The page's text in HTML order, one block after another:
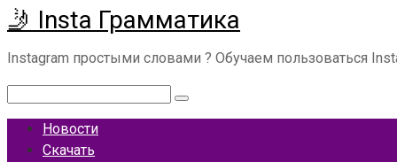
Перейти
к
контенту
🤳 Insta Грамматика
Instagram простыми словами ? Обучаем пользоваться
Новости
Скачать